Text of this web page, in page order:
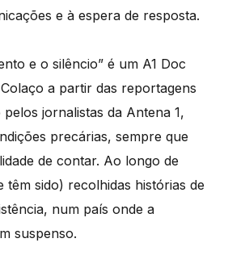
e à espera de resposta.
e o silêncio” é um A1 Doc
a partir das reportagens
jornalistas da Antena 1,
precárias, sempre que
de contar. Ao longo de
têm sido) recolhidas histórias de
num país onde a
suspenso.